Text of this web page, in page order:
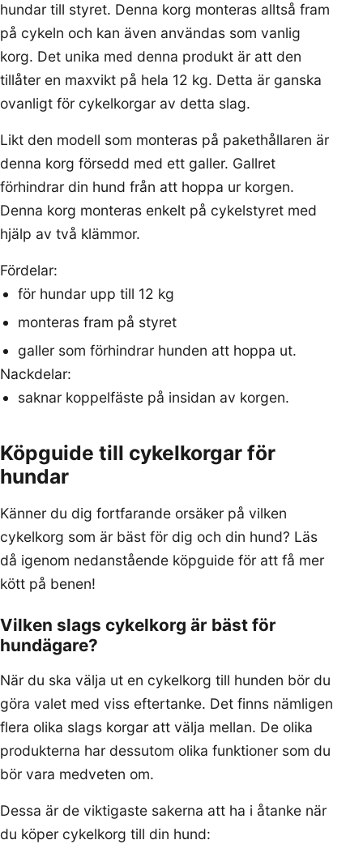
hundar till styret. Denna korg monteras alltså fram
på cykeln och kan även användas som vanlig
korg. Det unika med denna produkt är att den
tillåter en maxvikt på hela 12 kg. Detta är ganska
ovanligt för cykelkorgar av detta slag.
Likt den modell som monteras på pakethållaren är
denna korg försedd med ett galler. Gallret
förhindrar din hund från att hoppa ur korgen.
Denna korg monteras enkelt på cykelstyret med
hjälp av två klämmor.
Fördelar:
för hundar upp till 12 kg
monteras fram på styret
galler som förhindrar hunden att hoppa ut.
Nackdelar:
saknar koppelfäste på insidan av korgen.
Köpguide till cykelkorgar för
hundar
Känner du dig fortfarande orsäker på vilken
cykelkorg som är bäst för dig och din hund? Läs
då igenom nedanstående köpguide för att få mer
kött på benen!
Vilken slags cykelkorg är bäst för
hundägare?
När du ska välja ut en cykelkorg till hunden bör du
göra valet med viss eftertanke. Det finns nämligen
flera olika slags korgar att välja mellan. De olika
produkterna har dessutom olika funktioner som du
bör vara medveten om.
Dessa är de viktigaste sakerna att ha i åtanke när
du köper cykelkorg till din hund: